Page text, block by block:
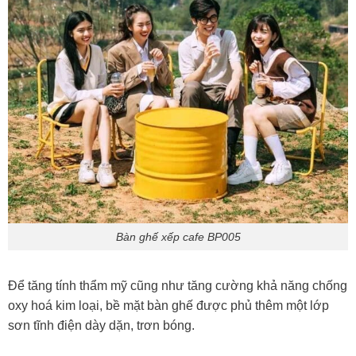
Bàn ghế xếp cafe BP005
Để tăng tính thẩm mỹ cũng như tăng cường khả năng chống
oxy hoá kim loại, bề mặt bàn ghế được phủ thêm một lớp
sơn tĩnh điện dày dặn, trơn bóng.